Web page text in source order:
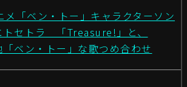
メ「ベン・トー」キャラクターソン
トセトラ 「Treasure!」と、
「ベン・トー」な歌つめ合わせ